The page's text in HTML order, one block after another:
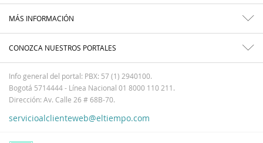
MÁS INFORMACIÓN
CONOZCA NUESTROS PORTALES
Info general del portal: PBX: 57 (1) 2940100.
Bogotá 5714444 - Línea Nacional 01 8000 110 211.
Dirección: Av. Calle 26 # 68B-70.
servicioalclienteweb@eltiempo.com